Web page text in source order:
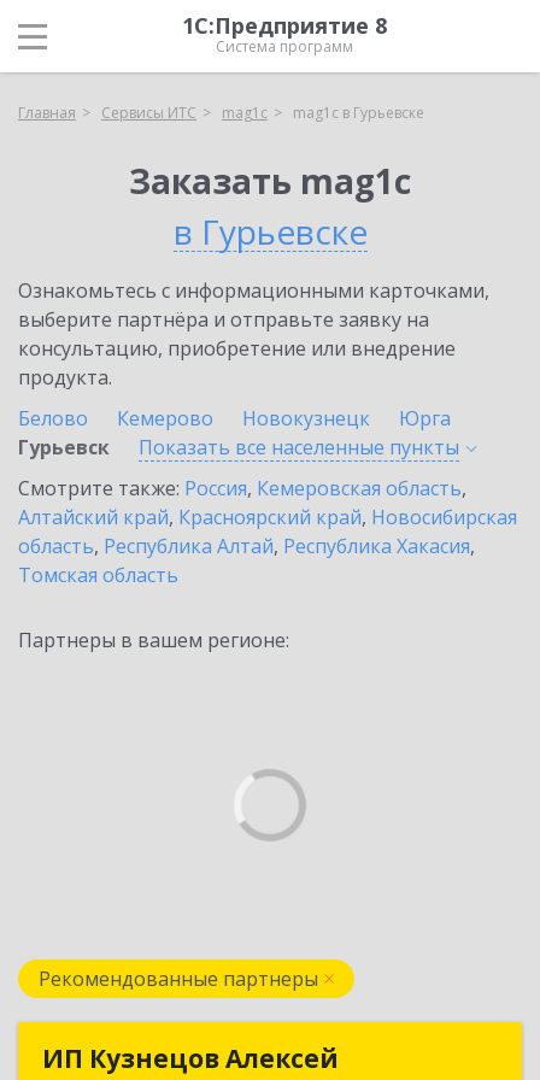
1С:Предприятие 8
Система программ
Главная Сервисы ИТС mag1c mag1c в Гурьевске
Заказать mag1c
в Гурьевске
Ознакомьтесь с информационными карточками,
выберите партнёра и отправьте заявку на
консультацию, приобретение или внедрение
продукта.
Белово
Кемерово Новокузнецк
Юрга
Гурьевск
Показать все населенные пункты
Смотрите также: Россия, Кемеровская область,
Алтайский край, Красноярский край, Новосибирская
область, Республика Алтай, Республика Хакасия,
Томская область
Партнеры в вашем регионе:
Рекомендованные партнеры
ИП Кузнецов АлексейИП Кузнецов Алексей